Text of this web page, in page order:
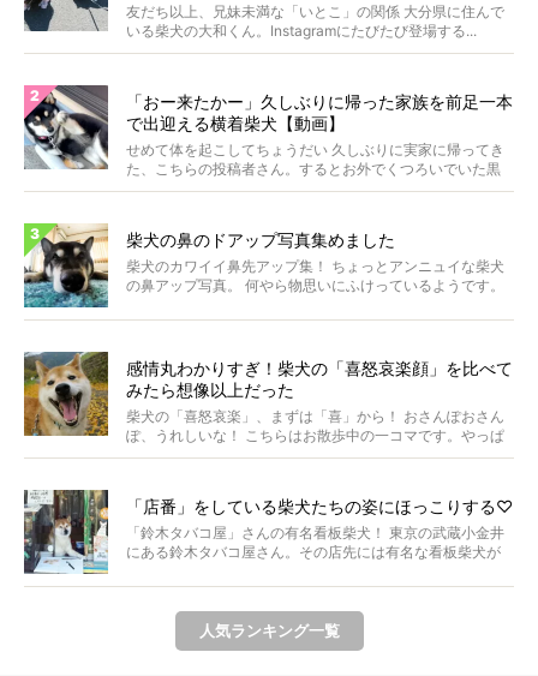
友だち以上、兄妹未満な「いとこ」の関係 大分県に住んで
いる柴犬の大和くん。Instagramにたびたび登場する...
「おー来たかー」久しぶりに帰った家族を前足一本
で出迎える横着柴犬【動画】
せめて体を起こしてちょうだい 久しぶりに実家に帰ってき
た、こちらの投稿者さん。するとお外でくつろいでいた黒
柴さ...
柴犬の鼻のドアップ写真集めました
柴犬のカワイイ鼻先アップ集！ ちょっとアンニュイな柴犬
の鼻アップ写真。 何やら物思いにふけっているようです。
感情丸わかりすぎ！柴犬の「喜怒哀楽顔」を比べて
みたら想像以上だった
柴犬の「喜怒哀楽」、まずは「喜」から！ おさんぽおさん
ぽ、うれしいな！ こちらはお散歩中の一コマです。やっぱ
り...
「店番」をしている柴犬たちの姿にほっこりする♡
「鈴木タバコ屋」さんの有名看板柴犬！ 東京の武蔵小金井
にある鈴木タバコ屋さん。その店先には有名な看板柴犬が
人気ランキング一覧